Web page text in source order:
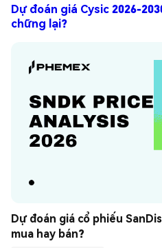
Dự đoán giá Cysic 2026-
chững lại?
Dự đoán giá cổ phiếu
mua hay bán?